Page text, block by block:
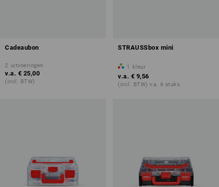
Cadeaubon
2 uitvoeringen
v.a. € 25,00
(incl. BTW)
STRAUSSbox mini
1 kleur
v.a. € 9,56
(incl. BTW) v.a. 6 stuks